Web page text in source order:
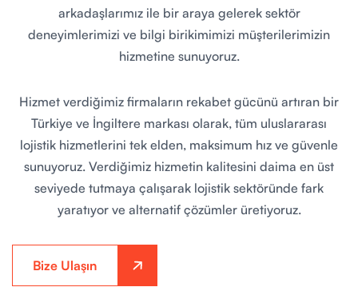
arkadaşlarımız ile bir araya gelerek sektör
deneyimlerimizi ve bilgi birikimimizi müşterilerimizin
hizmetine sunuyoruz.
Hizmet verdiğimiz firmaların rekabet gücünü artıran bir
Türkiye ve İngiltere markası olarak, tüm uluslararası
lojistik hizmetlerini tek elden, maksimum hız ve güvenle
sunuyoruz. Verdiğimiz hizmetin kalitesini daima en üst
seviyede tutmaya çalışarak lojistik sektöründe fark
yaratıyor ve alternatif çözümler üretiyoruz.
Bize Ulaşın